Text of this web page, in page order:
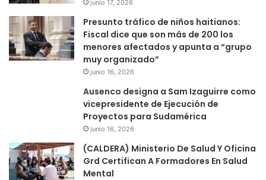
junio 17, 2026
Presunto tráfico de niños haitianos:
Fiscal dice que son más de 200 los
menores afectados y apunta a “grupo
muy organizado”
junio 16, 2026
Ausenco designa a Sam Izaguirre como
vicepresidente de Ejecución de
Proyectos para Sudamérica
junio 16, 2026
(CALDERA) Ministerio De Salud Y Oficina
Grd Certifican A Formadores En Salud
Mental